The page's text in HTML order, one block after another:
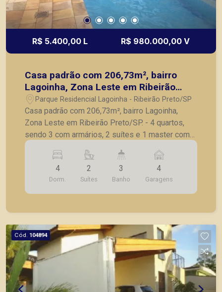
R$ 5.400,00 L R$ 980.000,00 V
Casa padrão com 206,73m², bairro
Lagoinha, Zona Leste em Ribeirão
Preto/SP.
Parque Residencial Lagoinha - Ribeirão Preto/SP
Casa padrão com 206,73m², bairro Lagoinha,
Zona Leste em Ribeirão Preto/SP. - 4 quartos,
sendo 3 com armários, 2 suítes e 1 master com
hidro; - Banheiro social; - Sala para 2 ambientes; -
Cozinha ampla com armários; - Lavanderia; -
Quintal; - Corredor lateral; - Piscina; - Jardim; -
Canil; - 4 vagas de garagem, sendo 2 cobertas. A
Piramid tem como objetivo atender seus clientes
principais lançamentos da cidade de Ribeirão
Preto.
4
Dorm.
2
Suítes
3
Banho
4
Garagens
Cód. 104894